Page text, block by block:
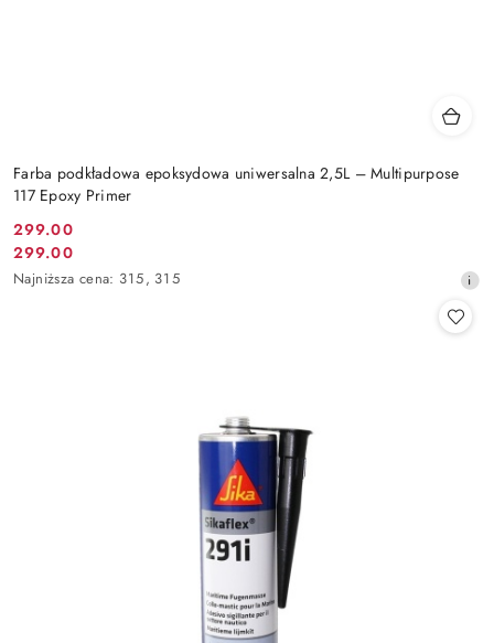
Farba podkładowa epoksydowa uniwersalna 2,5L – Multipurpose
117 Epoxy Primer
Cena
promocyjna:
299.00
Cena
promocyjna:
299.00
Najniższa
Najniższa cena: 315, 315